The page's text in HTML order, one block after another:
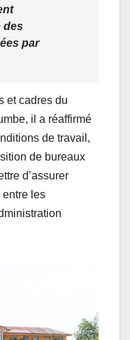
des
par
et cadres du
il a réaffirmé
de travail,
de bureaux
d’assurer
entre les